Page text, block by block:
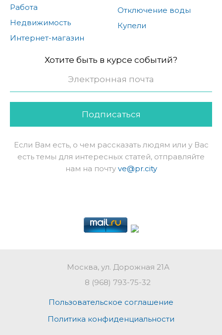
Работа
Недвижимость
Интернет-магазин
Отключение воды
Купели
Хотите быть в курсе событий?
Подписаться
Если Вам есть, о чем рассказать людям или у Вас
есть темы для интересных статей, отправляйте
нам на почту ve@pr.city
Москва, ул. Дорожная 21А
8 (968) 793-75-32
Пользовательское соглашение
Политика конфиденциальности